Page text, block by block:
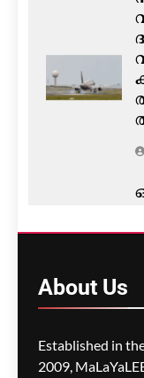
About Us
Established in
2009,